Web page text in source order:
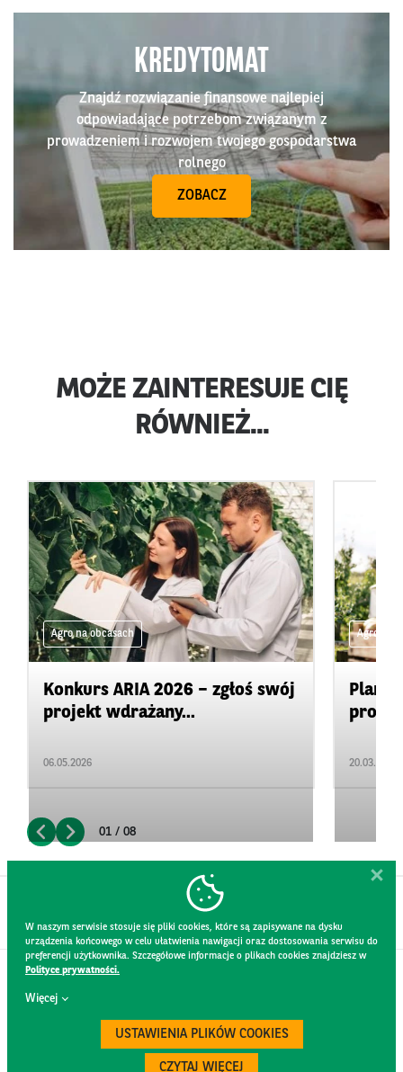
KREDYTOMAT
Znajdź rozwiązanie finansowe najlepiej
odpowiadające potrzebom związanym z
prowadzeniem i rozwojem twojego gospodarstwa
rolnego
ZOBACZ
MOŻE ZAINTERESUJE CIĘ
RÓWNIEŻ...
Agro na obcasach
Konkurs ARIA 2026 – zgłoś swój
projekt wdrażany...
06.05.2026
Agro na
Plan
20.03.2026
01 / 08
W naszym serwisie stosuje się pliki cookies, które są zapisywane na dysku
urządzenia końcowego w celu ułatwienia nawigacji oraz dostosowania serwisu do
preferencji użytkownika. Szczegółowe informacje o plikach cookies znajdziesz w
Polityce prywatności.
Więcej
USTAWIENIA PLIKÓW COOKIES
CZYTAJ WIĘCEJ
KONTAKT
REGULAMIN STRONY
POLITYKA PRYWATNOŚCI